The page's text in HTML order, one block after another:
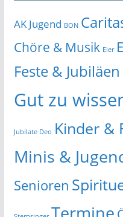
AK Jugend BON
Chöre & Musik Eier
Feste & Jubiläen
Gut zu
Jubilate Deo Kinder &
Minis &
Senioren
Termine